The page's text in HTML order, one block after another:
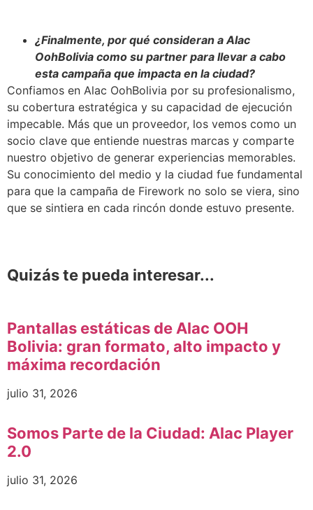
¿Finalmente, por qué consideran a Alac
OohBolivia como su partner para llevar a cabo
esta campaña que impacta en la ciudad?
Confiamos en Alac OohBolivia por su profesionalismo,
su cobertura estratégica y su capacidad de ejecución
impecable. Más que un proveedor, los vemos como un
socio clave que entiende nuestras marcas y comparte
nuestro objetivo de generar experiencias memorables.
Su conocimiento del medio y la ciudad fue fundamental
para que la campaña de Firework no solo se viera, sino
que se sintiera en cada rincón donde estuvo presente.
Quizás te pueda interesar...
Pantallas estáticas de Alac OOH
Bolivia: gran formato, alto impacto y
máxima recordación
julio 31, 2026
Somos Parte de la Ciudad: Alac Player
2.0
julio 31, 2026